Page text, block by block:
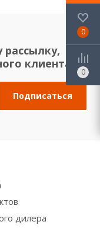
клиента!
дилера
0
0